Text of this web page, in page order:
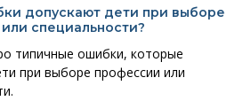
допускают дети при выборе
специальности?
типичные ошибки, которые
при выборе профессии или